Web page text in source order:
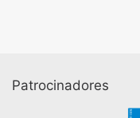
Patrocinadores